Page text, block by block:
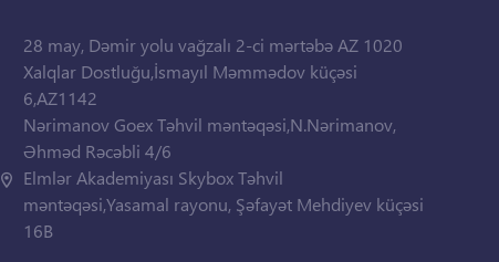
28 may, Dəmir yolu vağzalı 2-ci mərtəbə AZ 1020
Xalqlar Dostluğu,İsmayıl Məmmədov küçəsi
6,AZ1142
Nərimanov Goex Təhvil məntəqəsi,N.Nərimanov,
Əhməd Rəcəbli 4/6
Elmlər Akademiyası Skybox Təhvil
məntəqəsi,Yasamal rayonu, Şəfayət Mehdiyev küçəsi
16B